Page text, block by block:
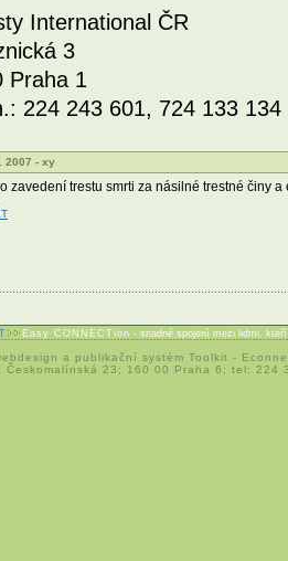
International ČR
3
Praha 1
224 243 601, 724 133 134
2007 - xy
zavedení trestu smrti za násilné trestné činy
Easy CONNECTion - snadné spojení mezi lidmi,
a publikační systém Toolkit -
Českomalínská 23; 160 00 Praha 6; tel: 224